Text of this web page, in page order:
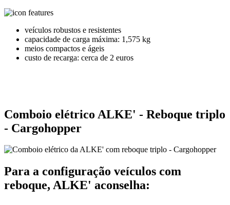
veículos robustos e resistentes
capacidade de carga máxima: 1,575 kg
meios compactos e ágeis
custo de recarga: cerca de 2 euros
Comboio elétrico ALKE' - Reboque triplo
- Cargohopper
Para a configuração veículos com
reboque, ALKE' aconselha: